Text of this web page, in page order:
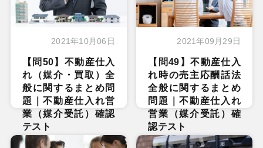
2021年10月06日
【問50】不動産仕入
れ（媒介・買取）全
般に関するまとめ問
題｜不動産仕入れ営
業（媒介受託）確認
テスト
2021年09月29日
【問49】不動産仕入
れ時の売主応酬話法
全般に関するまとめ
問題｜不動産仕入れ
営業（媒介受託）確
認テスト